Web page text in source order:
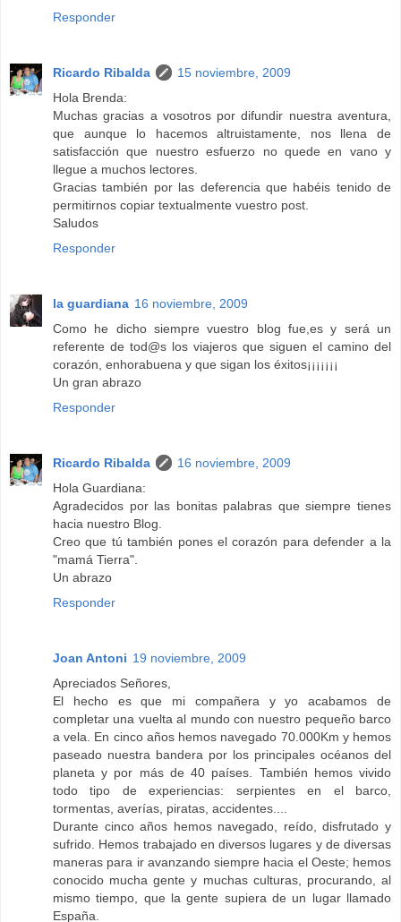
Responder
Ricardo Ribalda
15 noviembre, 2009
Hola Brenda:
Muchas gracias a vosotros por difundir nuestra aventura,
que aunque lo hacemos altruistamente, nos llena de
satisfacción que nuestro esfuerzo no quede en vano y
llegue a muchos lectores.
Gracias también por las deferencia que habéis tenido de
permitirnos copiar textualmente vuestro post.
Saludos
Responder
la guardiana 16 noviembre, 2009
Como he dicho siempre vuestro blog fue,es y será un
referente de tod@s los viajeros que siguen el camino del
corazón, enhorabuena y que sigan los éxitos¡¡¡¡¡¡¡
Un gran abrazo
Responder
Ricardo Ribalda
16 noviembre, 2009
Hola Guardiana:
Agradecidos por las bonitas palabras que siempre tienes
hacia nuestro Blog.
Creo que tú también pones el corazón para defender a la
"mamá Tierra".
Un abrazo
Responder
Joan Antoni 19 noviembre, 2009
Apreciados Señores,
El hecho es que mi compañera y yo acabamos de
completar una vuelta al mundo con nuestro pequeño barco
a vela. En cinco años hemos navegado 70.000Km y hemos
paseado nuestra bandera por los principales océanos del
planeta y por más de 40 países. También hemos vivido
todo tipo de experiencias: serpientes en el barco,
tormentas, averías, piratas, accidentes....
Durante cinco años hemos navegado, reído, disfrutado y
sufrido. Hemos trabajado en diversos lugares y de diversas
maneras para ir avanzando siempre hacia el Oeste; hemos
conocido mucha gente y muchas culturas, procurando, al
mismo tiempo, que la gente supiera de un lugar llamado
España.